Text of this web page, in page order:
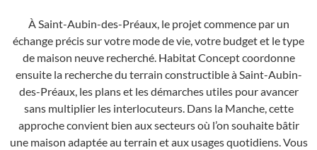
À Saint-Aubin-des-Préaux, le projet commence par un
échange précis sur votre mode de vie, votre budget et le type
de maison neuve recherché. Habitat Concept coordonne
ensuite la recherche du terrain constructible à Saint-Aubin-
des-Préaux, les plans et les démarches utiles pour avancer
sans multiplier les interlocuteurs. Dans la Manche, cette
approche convient bien aux secteurs où l’on souhaite bâtir
une maison adaptée au terrain et aux usages quotidiens. Vous